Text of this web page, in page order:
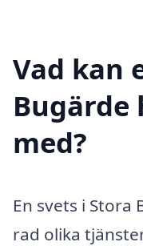
Vad kan
med?
En svets i Stora
rad olika